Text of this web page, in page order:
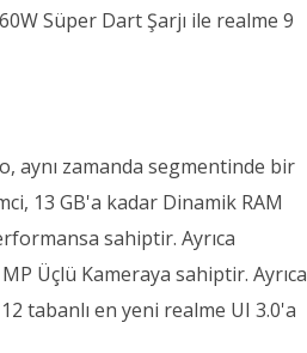
Süper Dart Şarjı ile realme 9
aynı zamanda segmentinde bir
13 GB'a kadar Dinamik RAM
sahiptir. Ayrıca
Üçlü Kameraya sahiptir. Ayrıca
tabanlı en yeni realme UI 3.0'a